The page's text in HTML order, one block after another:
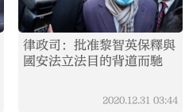
律政司：批准黎智英保釋與
國安法立法目的背道而馳
2020.12.31 03:44